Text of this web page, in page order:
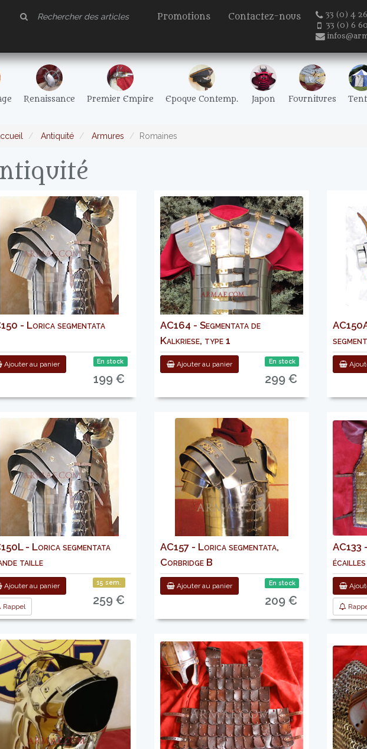
Promotions Contactez-nous
33 (0) 4
33 (0) 6
Renaissance Premier Empire Epoque Contemp. Japon Fournitures
Antiquité Armures Romaines
- Lorica segmentata
Ajouter au panier En stock
199 €
AC164 - Segmentata de
Kalkriese, type 1
Ajouter au panier En stock
299 €
- Lorica segmentata
taille
Ajouter au panier
Rappel
15 sem.
259 €
AC157 - Lorica segmentata,
Corbridge B
Ajouter au panier En stock
209 €
AC133